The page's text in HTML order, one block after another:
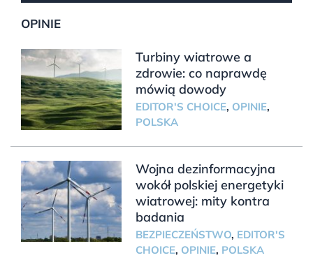
OPINIE
Turbiny wiatrowe a
zdrowie: co naprawdę
mówią dowody
EDITOR'S CHOICE, OPINIE,
POLSKA
Wojna dezinformacyjna
wokół polskiej energetyki
wiatrowej: mity kontra
badania
BEZPIECZEŃSTWO, EDITOR'S
CHOICE, OPINIE, POLSKA